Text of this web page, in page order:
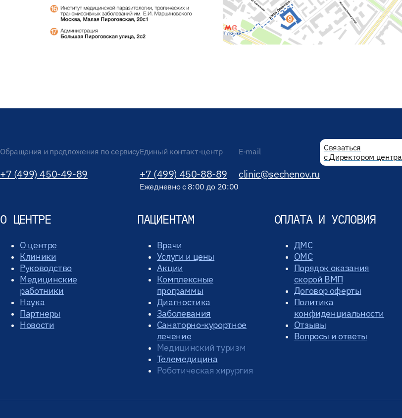
Обращения и предложения по сервису
+7 (499) 450-49-89
Единый контакт-центр
+7 (499) 450-88-89
Ежедневно с 8:00 до 20:00
E-mail
clinic@sechenov.ru
Связаться
с Директором центра
О ЦЕНТРЕ
О центре
Клиники
Руководство
Медицинские
работники
Наука
Партнеры
Новости
ПАЦИЕНТАМ
Врачи
Услуги и цены
Акции
Комплексные
программы
Диагностика
Заболевания
Санаторно-курортное
лечение
Медицинский туризм
Телемедицина
Роботическая хирургия
ОПЛАТА И УСЛОВИЯ
ДМС
ОМС
Порядок оказания
скорой ВМП
Договор оферты
Политика
конфиденциальности
Отзывы
Вопросы и ответы